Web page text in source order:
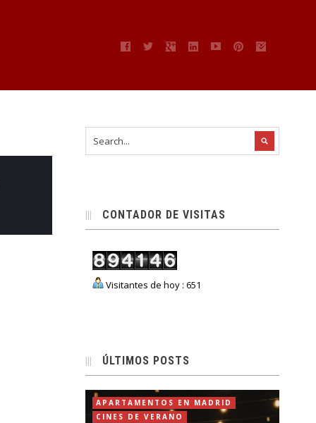
CONTADOR DE VISITAS
Visitantes de hoy : 651
ÚLTIMOS POSTS
APARTAMENTOS EN MADRID
CINES DE VERANO